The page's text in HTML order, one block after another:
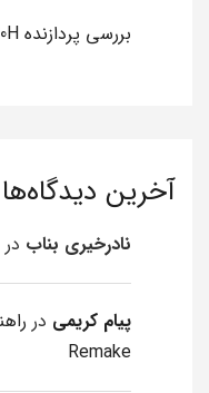
بررسی پردازنده 13420H : شمشیر برنده سامورایی
آخرین دیدگاه‌ها
نادرخیری بناب در
پیام کریمی در
Remake